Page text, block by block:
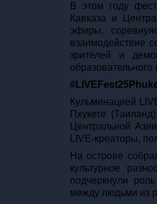
В этом году
Кавказа и
эфиры,
взаимодействие
зрителей и
образовательного
Кульминацией
Пхукете
Центральной
LIVE-креаторы,
На острове
культурное
подчеркнули
между людьми из